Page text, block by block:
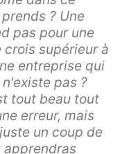
? Une
pas pour une
supérieur à
entreprise qui
pas ?
tout beau tout
erreur, mais
un coup de
apprendras